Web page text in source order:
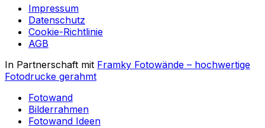
Impressum
Datenschutz
Cookie-Richtlinie
AGB
In Partnerschaft mit Framky Fotowände – hochwertige
Fotodrucke gerahmt
Fotowand
Bilderrahmen
Fotowand Ideen